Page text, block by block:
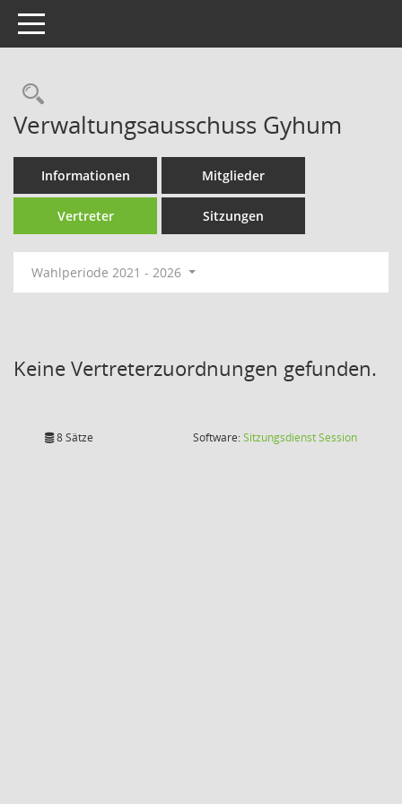
Toggle navigation
Rechercheauswahl
Verwaltungsausschuss Gyhum
Informationen Mitglieder
Vertreter Sitzungen
Wahlperiode 2021 - 2026
Keine Vertreterzuordnungen gefunden.
8 Sätze Software:SitzungsdienstSession(Wird in